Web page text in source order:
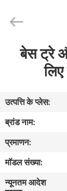
वीडियो
हमारे
बारे
में
Casting
Reserved.बेस ट्रे
उत्पत्ति के प्लेस:
ब्रांड नाम:
प्रमाणन:
मॉडल संख्या:
न्यूनतम आदेश